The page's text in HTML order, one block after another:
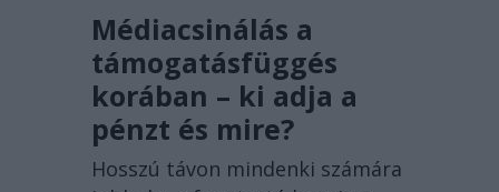
Médiacsinálás a
támogatásfüggés
korában – ki adja a
pénzt és mire?
Hosszú távon mindenki számára